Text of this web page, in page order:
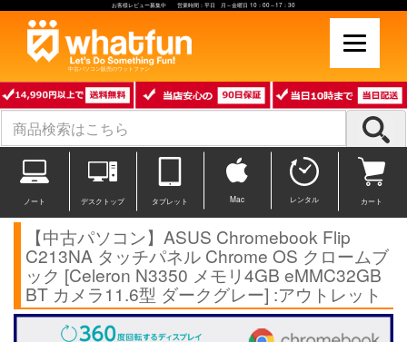
お客様レビュー募集中 営業時間：平日 月～金曜日 10：00～17：30
中古パソコン販売のワットファン
ノート デスクトップ タブレット Mac レンタル カート
【中古パソコン】ASUS Chromebook Flip
C213NA タッチパネル Chrome OS クロームブ
ック [Celeron N3350 メモリ4GB eMMC32GB
BT カメラ11.6型 ダークグレー] :アウトレット